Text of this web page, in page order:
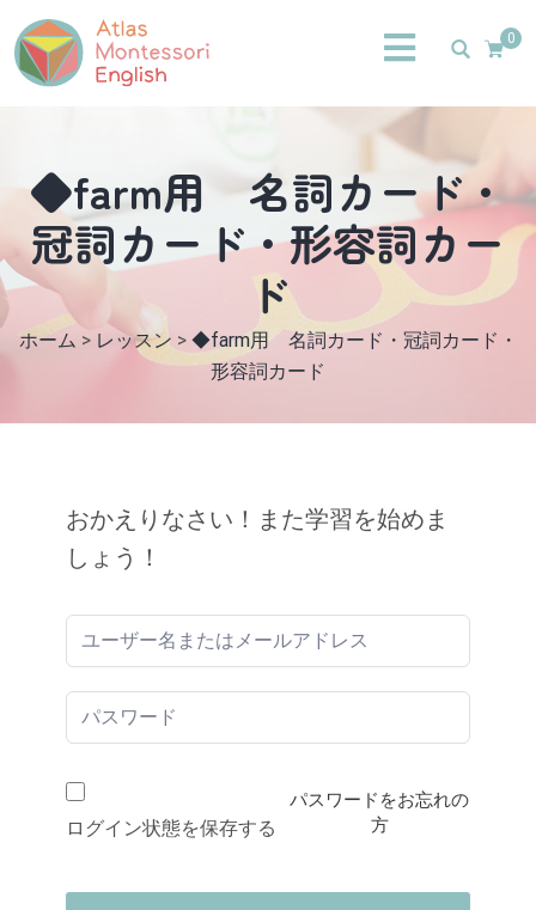
0
◆farm用 名詞カード・
冠詞カード・形容詞カー
ド
ホーム > レッスン > ◆farm用 名詞カード・冠詞カード・
形容詞カード
おかえりなさい！また学習を始めま
しょう！
ログイン状態を保存する
パスワードをお忘れの
方